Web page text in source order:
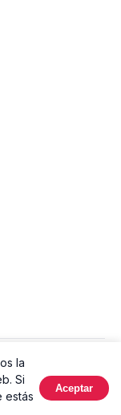
reservados.
la
Si
estás
Aceptar